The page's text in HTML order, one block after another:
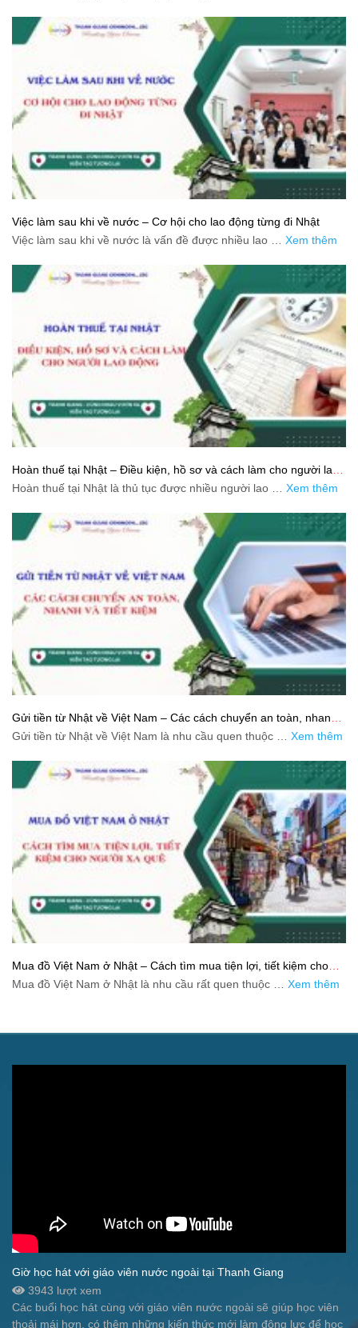
Việc làm sau khi về nước – Cơ hội cho lao động từng đi Nhật
Việc làm sau khi về nước là vấn đề được nhiều lao … Xem thêm
Hoàn thuế tại Nhật – Điều kiện, hồ sơ và cách làm cho người lao
động
Hoàn thuế tại Nhật là thủ tục được nhiều người lao … Xem thêm
Gửi tiền từ Nhật về Việt Nam – Các cách chuyển an toàn, nhanh
và tiết kiệm
Gửi tiền từ Nhật về Việt Nam là nhu cầu quen thuộc … Xem thêm
Mua đồ Việt Nam ở Nhật – Cách tìm mua tiện lợi, tiết kiệm cho
người xa quê
Mua đồ Việt Nam ở Nhật là nhu cầu rất quen thuộc … Xem thêm
Giờ học hát với giáo viên nước ngoài tại Thanh Giang
3943 lượt xem
Các buổi học hát cùng với giáo viên nước ngoài sẽ giúp học viên
thoải mái hơn, có thêm những kiến thức mới làm động lực để học